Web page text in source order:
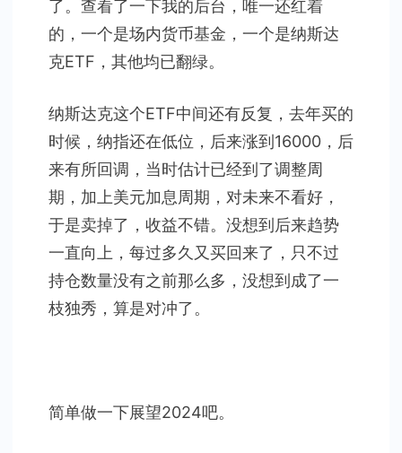
了。查看了一下我的后台，唯一还红着
的，一个是场内货币基金，一个是纳斯达
克ETF，其他均已翻绿。
纳斯达克这个ETF中间还有反复，去年买的
时候，纳指还在低位，后来涨到16000，后
来有所回调，当时估计已经到了调整周
期，加上美元加息周期，对未来不看好，
于是卖掉了，收益不错。没想到后来趋势
一直向上，每过多久又买回来了，只不过
持仓数量没有之前那么多，没想到成了一
枝独秀，算是对冲了。
简单做一下展望2024吧。